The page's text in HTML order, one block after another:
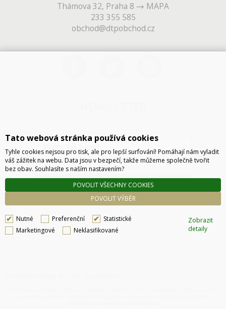
Thámova 32, Praha 8
MAPA
233 355 585
obchod@dtpobchod.cz
ODESLAT
Tato webová stránka používá cookies
Tyhle cookies nejsou pro tisk, ale pro lepší surfování! Pomáhají nám vyladit
váš zážitek na webu. Data jsou v bezpečí, takže můžeme společně tvořit
bez obav. Souhlasíte s naším nastavením?
POVOLIT VÝBĚR
POVOLIT VŠECHNY COOKIES
Nutné Preferenční
Statistické
Marketingové
Neklasifikované
Zobrazit
detaily